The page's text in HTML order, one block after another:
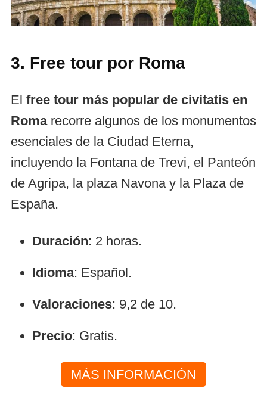
3. Free tour por Roma
El free tour más popular de civitatis en
Romarecorre algunos de los monumentos
esenciales de la Ciudad Eterna,
incluyendo la Fontana de Trevi, el Panteón
de Agripa, la plaza Navona y la Plaza de
España.
Duración: 2 horas.
Idioma: Español.
Valoraciones: 9,2 de 10.
Precio: Gratis.
MÁS INFORMACIÓN